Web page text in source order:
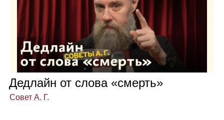
Дед­лайн от слова «смерть»
Совет А. Г.